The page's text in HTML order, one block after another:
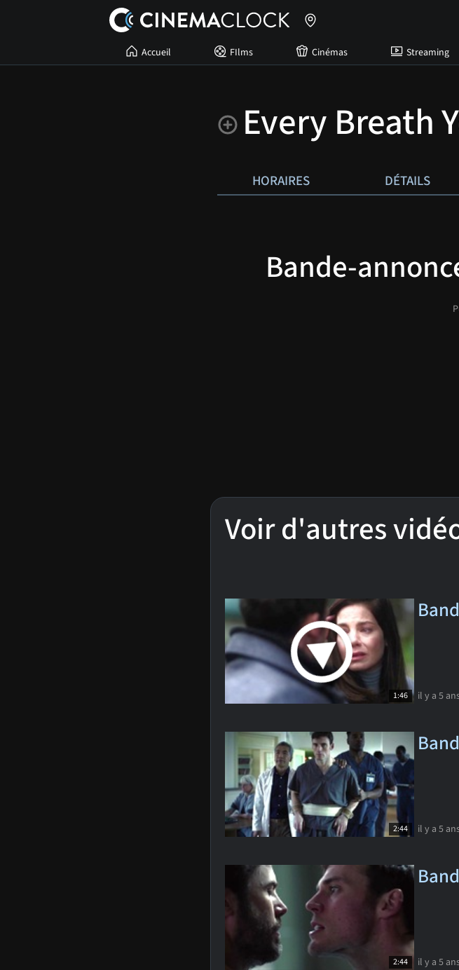
Accueil FIlms Cinémas Streaming
Every Breath
HORAIRES DÉTAILS
Bande-
Voir d'autres
1:46 il y a 5
2:44 il y a 5
2:44 il y a 5